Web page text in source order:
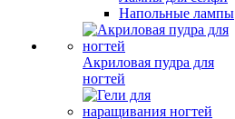
Напольные лампы
Акриловая пудра для
ногтей